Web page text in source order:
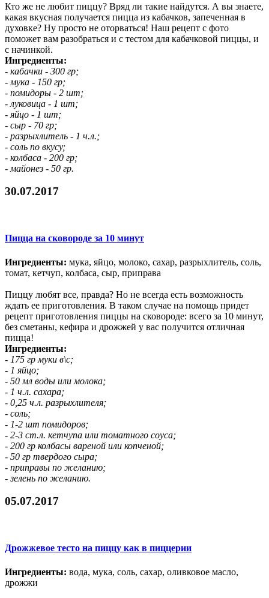
Кто же не любит пиццу? Вряд ли такие найдутся. А вы знаете,
какая вкусная получается пицца из кабачков, запеченная в
духовке? Ну просто не оторваться! Наш рецепт с фото
поможет вам разобраться и с тестом для кабачковой пиццы, и
с начинкой.
Ингредиенты:
- кабачки - 300 гр;
- мука - 150 гр;
- помидоры - 2 шт;
- луковица - 1 шт;
- яйцо - 1 шт;
- сыр - 70 гр;
- разрыхлитель - 1 ч.л.;
- соль по вкусу;
- колбаса - 200 гр;
- майонез - 50 гр.
30.07.2017
Пицца на сковороде за 10 минут
Ингредиенты: мука, яйцо, молоко, сахар, разрыхлитель, соль,
томат, кетчуп, колбаса, сыр, приправа
Пиццу любят все, правда? Но не всегда есть возможность
ждать ее приготовления. В таком случае на помощь придет
рецепт приготовления пиццы на сковороде: всего за 10 минут,
без сметаны, кефира и дрожжей у вас получится отличная
пицца!
Ингредиенты:
- 175 гр муки в\с;
- 1 яйцо;
- 50 мл воды или молока;
- 1 ч.л. сахара;
- 0,25 ч.л. разрыхлителя;
- соль;
- 1-2 шт помидоров;
- 2-3 ст.л. кетчупа или томатного соуса;
- 200 гр колбасы вареной или копченой;
- 50 гр твердого сыра;
- приправы по желанию;
- зелень по желанию.
05.07.2017
Дрожжевое тесто на пиццу как в пиццерии
Ингредиенты: вода, мука, соль, сахар, оливковое масло,
дрожжи